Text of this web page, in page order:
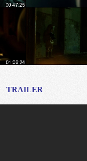
TRAILER